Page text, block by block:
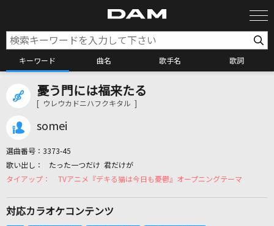
キーワード 曲名 歌手名 歌詞
カラオケ検索
カラオケリクエスト
憂う門には福来たる
[ ウレウカドニハフクキタル ]
somei
選曲番号： 3373-45
たった一つだけ 君だけが
TVアニメ『デキる猫は今日も憂鬱』オープニングテーマ
対応カラオケコンテンツ